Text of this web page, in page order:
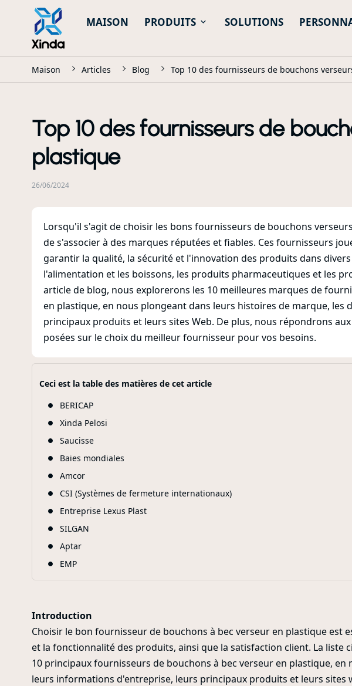
MAISON PRODUITS SOLUTIONS
Maison Articles Blog Top 10 des fournisseurs de bouchons
Top 10 des fournisseurs de
plastique
26/06/2024
Lorsqu'il s'agit de choisir les bons fournisseurs de bouchons
de s'associer à des marques réputées et fiables. Ces fournisseurs
garantir la qualité, la sécurité et l'innovation des produits dans
l'alimentation et les boissons, les produits pharmaceutiques et les
article de blog, nous explorerons les 10 meilleures marques de
en plastique, en nous plongeant dans leurs histoires de marque, les
principaux produits et leurs sites Web. De plus, nous répondrons
posées sur le choix du meilleur fournisseur pour vos besoins.
Ceci est la table des matières de cet article
BERICAP
Xinda Pelosi
Saucisse
Baies mondiales
Amcor
CSI (Systèmes de fermeture internationaux)
Entreprise Lexus Plast
SILGAN
Aptar
EMP
Introduction
Choisir le bon fournisseur de bouchons à bec verseur en plastique est
et la fonctionnalité des produits, ainsi que la satisfaction client. La liste
10 principaux fournisseurs de bouchons à bec verseur en plastique,
leurs informations d'entreprise, leurs principaux produits et leurs sites